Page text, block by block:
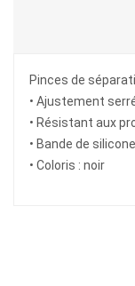
Pinces de
• Ajustement
• Résistant aux
• Bande de
• Coloris : noir